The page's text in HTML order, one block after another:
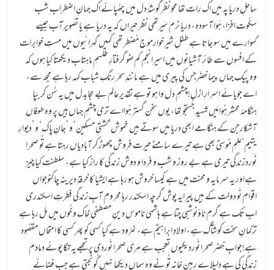
ساحلِ دریا پہ مَیں اک رات تھا محوِ نظرگوشۂ دل میں چھُپائے اک جہانِ اضطراب شب
سکُوت افزا، ہَوا آسودہ، دریا نرم سَیرتھی نظر حیراں کہ یہ دریا ہے یا تصویرِ آب جیسے
گہوارے میں سو جاتا ہے طفلِ شِیرخوارموجِ مُضطر تھی کہیں گہرائیوں میں مستِ خوابرات
کے افسوں سے طائر آشیانوں میں اسیرانجمِ کم‌ضَو گرفتارِ طلسمِ ماہتاب دیکھتا کیا ہوں کہ
وہ پیکِ جہاں پیما خضَرجس کی پِیری میں ہے مانندِ سحَر رنگِ شباب کہہ رہا ہے مجھ سے،
اے جویائے اسرارِ ازل!چشمِ دل وا ہو تو ہے تقدیرِ عالم بے حجابدل میں یہ سُن کر بَپا
ہنگامۂ محشر ہُوامَیں شہیدِ جُستجو تھا، یوں سخن گستر ہُوااے تری چشمِ جہاں‌بیں پر وہ طوفاں
آشکارجن کے ہنگامے ابھی دریا میں سوتے ہیں خموش’کشتیِ مسکین‘ و ’جانِ پاک‘ و ’دیوارِ
یتیم‘علمِ مُوسیٰؑ بھی ہے تیرے سامنے حیرت فروش چھوڑ کر آبادیاں رہتا ہے تُو صحرا
نَوردزندگی تیری ہے بے روز و شب و فردا و دوش زندگی کا راز کیا ہے، سلطنت کیا چیز
ہےاور یہ سرمایہ و محنت میں ہے کیسا خروش ہو رہا ہے ایشیا کا خرقۂ دیرینہ چاکنوجواں
اقوامِ نَو دولت کے ہیں پَیرایہ پوش گرچہ اسکندر رہا محرومِ آبِ زندگی فطرتِ اسکندری
اب تک ہے گرمِ ناؤنوشبی چتا ہے ہاشمی ناموسِ دینِ مصطفی خاک و خُوں میں مِل رہا ہے
ترکمانِ سخت کوشآگ ہے، اولادِ ابراہیمؑ ہے، نمرُود ہے کیا کسی کو پھر کسی کا امتحاں مقصُود
ہے!جوابِ خِضرصحرا نَوردیکیوں تعجّب ہے مری صحرا نَوردی پر تجھےیہ تگا پوئے دمادم
زندگی کی ہے دلیلاے رہینِ خانہ تُو نے وہ سماں دیکھا نہیں گُونجتی ہے جب فضائے